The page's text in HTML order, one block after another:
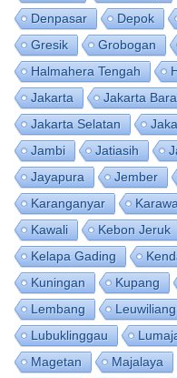
Denpasar
Depok
Gresik
Grobogan
Halmahera Tengah
Jakarta
Jakarta
Jakarta Selatan
Jambi
Jatiasih
Jayapura
Jember
Karanganyar
Kawali
Kebon Jeruk
Kelapa Gading
Kuningan
Kupang
Lembang
Leuwiliang
Lubuklinggau
Magetan
Majalaya